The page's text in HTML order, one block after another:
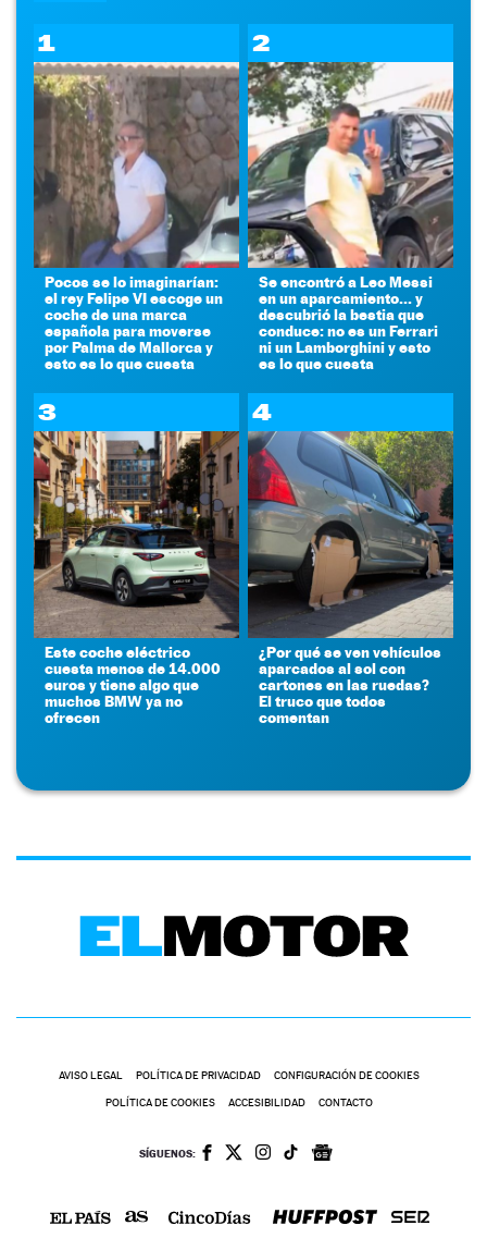
1
Pocos se lo imaginarían:
el rey Felipe VI escoge un
coche de una marca
española para moverse
por Palma de Mallorca y
esto es lo que cuesta
2
Se encontró a Leo Messi
en un aparcamiento... y
descubrió la bestia que
conduce: no es un Ferrari
ni un Lamborghini y esto
es lo que cuesta
3
Este coche eléctrico
cuesta menos de 14.000
euros y tiene algo que
muchos BMW ya no
ofrecen
4
¿Por qué se ven vehículos
aparcados al sol con
cartones en las ruedas?
El truco que todos
comentan
AVISO LEGAL POLÍTICA DE PRIVACIDAD CONFIGURACIÓN DE COOKIES
POLÍTICA DE COOKIES ACCESIBILIDAD CONTACTO
SÍGUENOS: